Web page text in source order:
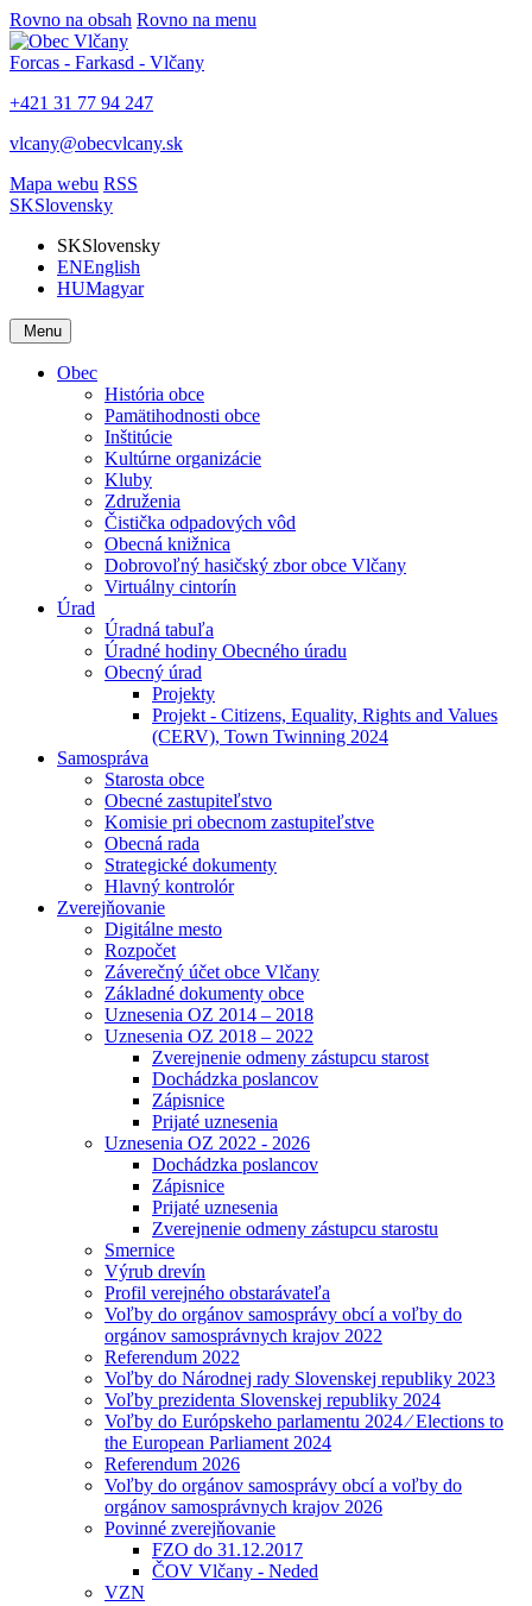
Rovno na obsah Rovno na menu
Forcas - Farkasd - Vlčany
+421 31 77 94 247
vlcany@obecvlcany.sk
Mapa webu RSS
SKSlovensky
SKSlovensky
ENEnglish
HUMagyar
Menu
Obec
História obce
Pamätihodnosti obce
Inštitúcie
Kultúrne organizácie
Kluby
Združenia
Čistička odpadových vôd
Obecná knižnica
Dobrovoľný hasičský zbor obce Vlčany
Virtuálny cintorín
Úrad
Úradná tabuľa
Úradné hodiny Obecného úradu
Obecný úrad
Projekty
Projekt - Citizens, Equality, Rights and Values
(CERV), Town Twinning 2024
Samospráva
Starosta obce
Obecné zastupiteľstvo
Komisie pri obecnom zastupiteľstve
Obecná rada
Strategické dokumenty
Hlavný kontrolór
Zverejňovanie
Digitálne mesto
Rozpočet
Záverečný účet obce Vlčany
Základné dokumenty obce
Uznesenia OZ 2014 – 2018
Uznesenia OZ 2018 – 2022
Zverejnenie odmeny zástupcu starost
Dochádzka poslancov
Zápisnice
Prijaté uznesenia
Uznesenia OZ 2022 - 2026
Dochádzka poslancov
Zápisnice
Prijaté uznesenia
Zverejnenie odmeny zástupcu starostu
Smernice
Výrub drevín
Profil verejného obstarávateľa
Voľby do orgánov samosprávy obcí a voľby do
orgánov samosprávnych krajov 2022
Referendum 2022
Voľby do Národnej rady Slovenskej republiky 2023
Voľby prezidenta Slovenskej republiky 2024
Voľby do Európskeho parlamentu 2024 ⁄ Elections to
the European Parliament 2024
Referendum 2026
Voľby do orgánov samosprávy obcí a voľby do
orgánov samosprávnych krajov 2026
Povinné zverejňovanie
FZO do 31.12.2017
ČOV Vlčany - Neded
VZN